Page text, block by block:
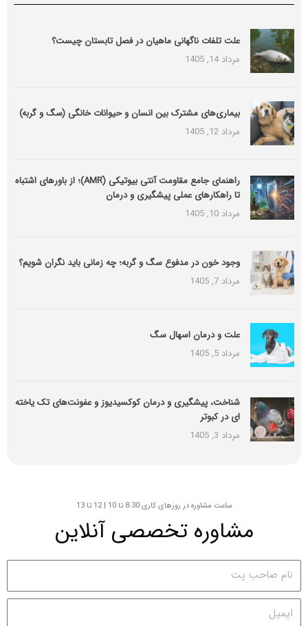
علت تلفات ناگهانی ماهیان در فصل تابستان چیست؟
مرداد 14, 1405
بیماری‌های مشترک بین انسان و حیوانات خانگی (سگ و گربه)
مرداد 12, 1405
راهنمای جامع مقاومت آنتی بیوتیکی (َAMR)؛ از باورهای اشتباه
تا راهکارهای عملی پیشگیری و درمان
مرداد 10, 1405
وجود خون در مدفوع سگ و گربه؛ چه زمانی باید نگران شویم؟
مرداد 7, 1405
علت و درمان اسهال سگ
مرداد 5, 1405
شناخت، پیشگیری و درمان کوکسیدیوز و عفونت‌های تک یاخته
ای در کبوتر
مرداد 3, 1405
ساعت مشاوره در روزهای کاری 8:30 تا 10 | 12 تا 13
مشاوره تخصصی آنلاین